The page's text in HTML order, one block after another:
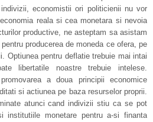
economistii ori politicienii nu vor
reala si cea monetara si nevoia
productive, ne asteptam sa asistam
producerea de moneda ce ofera, pe
Optiunea pentru deflatie trebuie mai intai
libertatile noastre trebuie intelese.
a doua principii economice
si actiunea pe baza resurselor proprii.
atunci cand indivizii stiu ca se pot
institutiile monetare pentru a-si finanta